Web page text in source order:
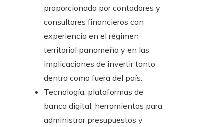
proporcionada por contadores y
consultores financieros con
experiencia en el régimen
territorial panameño y en las
implicaciones de invertir tanto
dentro como fuera del país.
Tecnología: plataformas de
banca digital, herramientas para
administrar presupuestos y